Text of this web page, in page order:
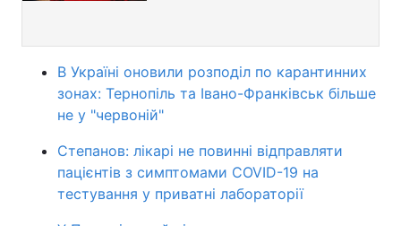
В Україні оновили розподіл по карантинних
зонах: Тернопіль та Івано-Франківськ більше
не у "червоній"
Степанов: лікарі не повинні відправляти
пацієнтів з симптомами COVID-19 на
тестування у приватні лабораторії